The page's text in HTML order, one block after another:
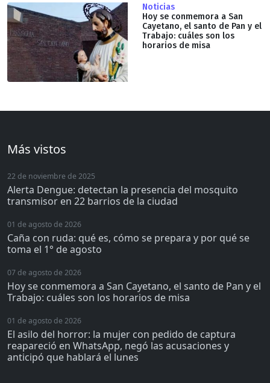
Noticias
Hoy se conmemora a San
Cayetano, el santo de Pan y el
Trabajo: cuáles son los
horarios de misa
Más vistos
22 de noviembre de 2025
Alerta Dengue: detectan la presencia del mosquito
transmisor en 22 barrios de la ciudad
01 de agosto de 2026
Caña con ruda: qué es, cómo se prepara y por qué se
toma el 1° de agosto
07 de agosto de 2026
Hoy se conmemora a San Cayetano, el santo de Pan y el
Trabajo: cuáles son los horarios de misa
01 de agosto de 2026
El asilo del horror: la mujer con pedido de captura
reapareció en WhatsApp, negó las acusaciones y
anticipó que hablará el lunes